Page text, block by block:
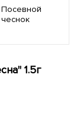
Посевной
чеснок
1.5г